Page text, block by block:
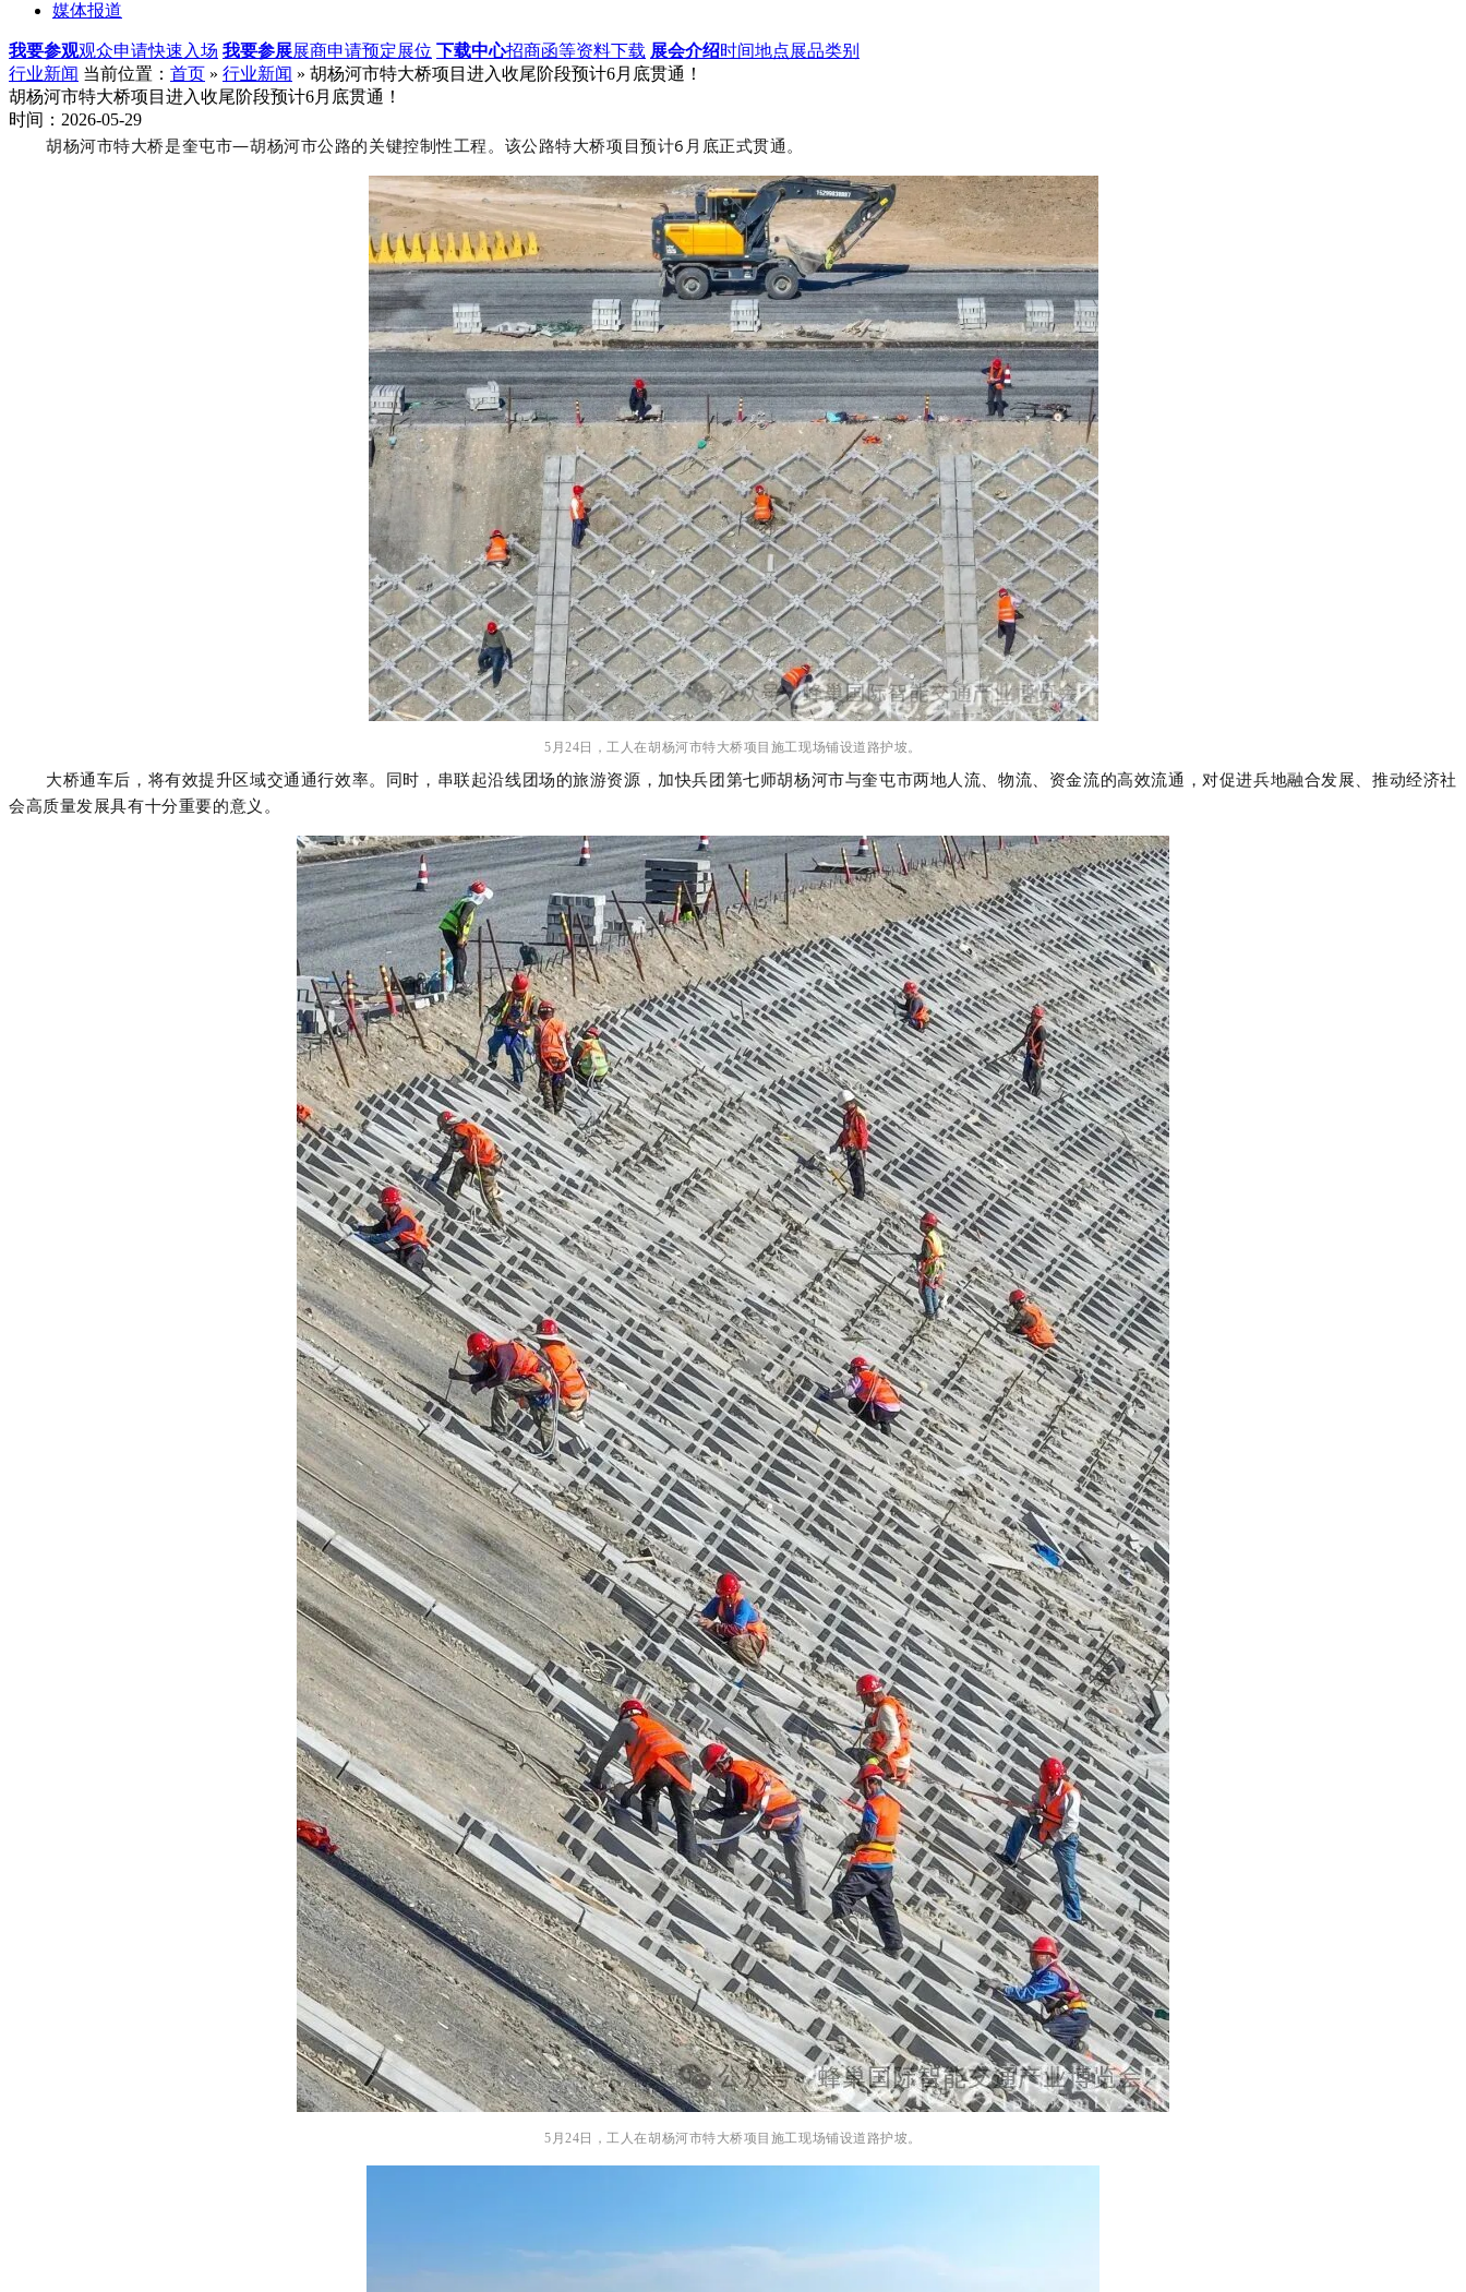
媒体报道
我要参观观众申请快速入场 我要参展展商申请预定展位 下载中心招商函等资料下载 展会介绍时间地点展品类别
行业新闻 当前位置： 首页 » 行业新闻 » 胡杨河市特大桥项目进入收尾阶段预计6月底贯通！
胡杨河市特大桥项目进入收尾阶段预计6月底贯通！
时间：2026-05-29
胡杨河市特大桥是奎屯市—胡杨河市公路的关键控制性工程。‌该公路特大桥项目预计6月底正式贯通‌。‌
5月24日，工人在胡杨河市特大桥项目施工现场铺设道路护坡。
大桥通车后，将有效提升区域交通通行效率。同时，串联起沿线团场的旅游资源，加快兵团第七师胡杨河市与奎屯市两地人流、物流、资金流的高效流通，对促进兵地融合发展、推动经济社
会高质量发展具有十分重要的意义。
5月24日，工人在胡杨河市特大桥项目施工现场铺设道路护坡。